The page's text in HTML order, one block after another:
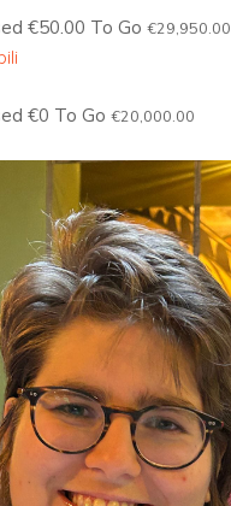
€50.00 To Go €29,950.00
€0 To Go €20,000.00